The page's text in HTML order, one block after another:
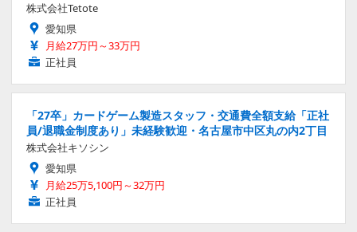
株式会社Tetote
愛知県
月給27万円～33万円
正社員
「27卒」カードゲーム製造スタッフ・交通費全額支給「正社
員/退職金制度あり」未経験歓迎・名古屋市中区丸の内2丁目
株式会社キソシン
愛知県
月給25万5,100円～32万円
正社員